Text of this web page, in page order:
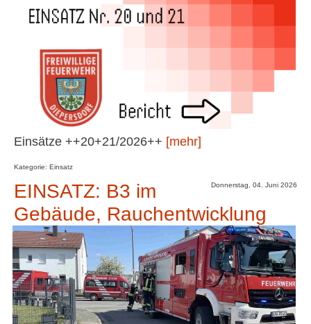
Einsätze ++20+21/2026++ [mehr]
Kategorie: Einsatz
Donnerstag, 04. Juni 2026
EINSATZ: B3 im
Gebäude, Rauchentwicklung